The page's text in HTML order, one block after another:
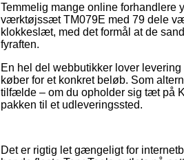
Temmelig mange online forhandlere
værktøjssæt TM079E med 79 dele
klokkeslæt, med det formål at de
fyraften.
En hel del webbutikker lover
køber for et konkret beløb. Som
tilfælde – om du opholder sig tæt på
pakken til et udleveringssted.
Det er rigtig let gængeligt for